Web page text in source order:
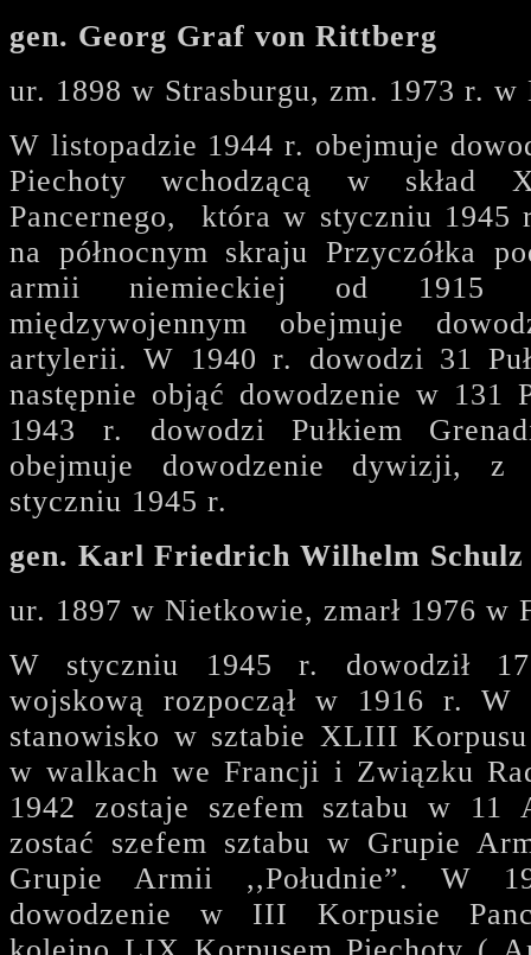
gen. Georg Graf von Rittberg
ur. 1898 w Strasburgu, zm. 1973 r. w
W listopadzie 1944 r. obejmuje
Piechoty wchodzącą w skład
Pancernego, która w styczniu 1945
na północnym skraju Przyczółka
armii niemieckiej od
międzywojennym obejmuje
artylerii. W 1940 r. dowodzi 31
następnie objąć dowodzenie w 131
1943 r. dowodzi Pułkiem
obejmuje dowodzenie dywizji,
styczniu 1945 r.
gen. Karl Friedrich Wilhelm Schulz
ur. 1897 w Nietkowie, zmarł 1976 w
W styczniu 1945 r. dowodził
wojskową rozpoczął w 1916 r. W
stanowisko w sztabie XLIII
w walkach we Francji i Związku
1942 zostaje szefem sztabu w
zostać szefem sztabu w Grupie
Grupie Armii ,,Południe”. W
dowodzenie w III Korpusie